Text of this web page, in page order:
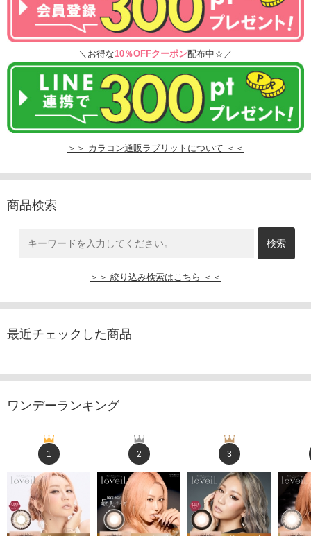
＼お得な10％OFFクーポン配布中☆／
＞＞ カラコン通販ラブリットについて ＜＜
商品検索
＞＞ 絞り込み検索はこちら ＜＜
最近チェックした商品
ワンデーランキング
1 2 3